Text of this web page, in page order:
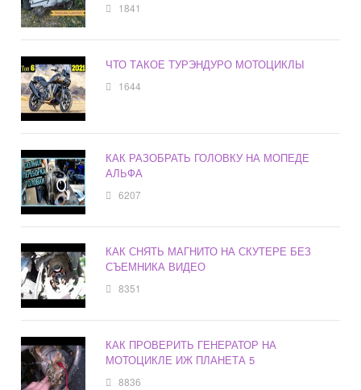
1841
ЧТО ТАКОЕ ТУРЭНДУРО МОТОЦИКЛЫ
1644
КАК РАЗОБРАТЬ ГОЛОВКУ НА МОПЕДЕ
АЛЬФА
6207
КАК СНЯТЬ МАГНИТО НА СКУТЕРЕ БЕЗ
СЪЕМНИКА ВИДЕО
8351
КАК ПРОВЕРИТЬ ГЕНЕРАТОР НА
МОТОЦИКЛЕ ИЖ ПЛАНЕТА 5
8836